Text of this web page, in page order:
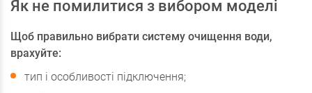
Як не помилитися з вибором моделі
Щоб правильно вибрати систему очищення води,
врахуйте:
тип і особливості підключення;